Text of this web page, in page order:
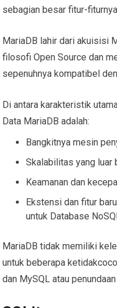
sebagian besar fitur-
MariaDB lahir dari akuisisi
filosofi Open Source dan
sepenuhnya kompatibel
Di antara karakteristik
Data MariaDB adalah:
Bangkitnya mesin
Skalabilitas yang luar
Keamanan dan
Ekstensi dan fitur
untuk Database
MariaDB tidak memiliki
untuk beberapa
dan MySQL atau